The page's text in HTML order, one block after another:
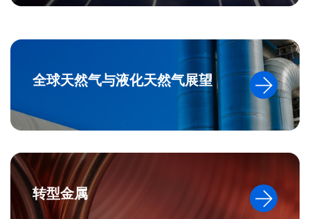
全球天然气与液化天然气展望
转型金属